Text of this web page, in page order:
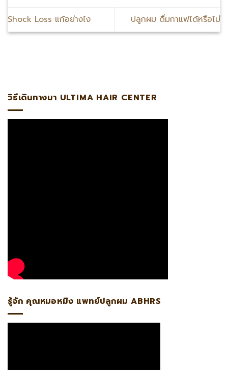
Shock Loss แก้อย่างไง ปลูกผม ดื่มกาแฟได้หรือไม่
วิธีเดินทางมา ULTIMA HAIR CENTER
รู้จัก คุณหมอหมิง แพทย์ปลูกผม ABHRS